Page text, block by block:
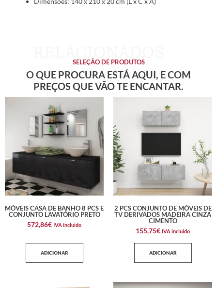
SELEÇÃO DE PRODUTOS
O QUE PROCURA ESTÁ AQUI, E COM
PREÇOS QUE VÃO TE ENCANTAR.
MÓVEIS CASA DE BANHO 8 PCS E
CONJUNTO LAVATÓRIO PRETO
572,86€ IVA incluido
ADICIONAR
2 PCS CONJUNTO DE MÓVEIS DE
TV DERIVADOS MADEIRA CINZA
CIMENTO
155,75€ IVA incluido
ADICIONAR